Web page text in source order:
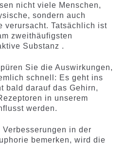
nicht viele Menschen,
sondern auch
verursacht. Tatsächlich ist
zweithäufigsten
Substanz .
Sie die Auswirkungen,
schnell: Es geht ins
bald darauf das Gehirn,
in unserem
werden.
in der
bemerken, wird die